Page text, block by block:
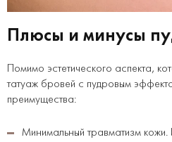
Плюсы и минусы
Помимо эстетического аспекта,
татуаж бровей с пудровым
преимущества:
Минимальный травматизм кожи.